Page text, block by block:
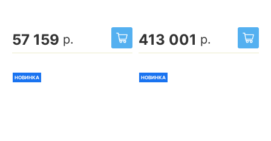
57 159 р. 413 001 р.
НОВИНКА НОВИНКА